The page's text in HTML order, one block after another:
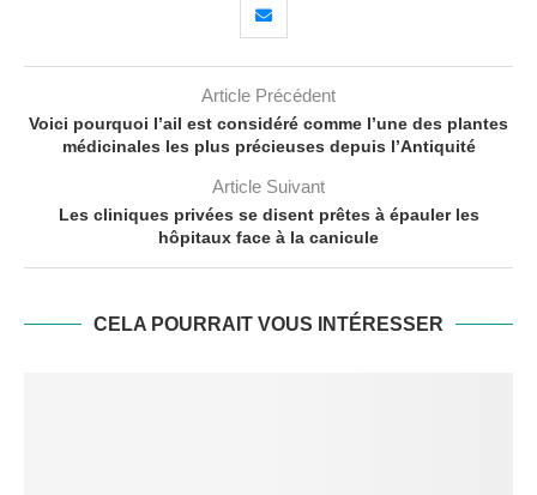
Article Précédent
Voici pourquoi l’ail est considéré comme l’une des plantes
médicinales les plus précieuses depuis l’Antiquité
Article Suivant
Les cliniques privées se disent prêtes à épauler les
hôpitaux face à la canicule
CELA POURRAIT VOUS INTÉRESSER